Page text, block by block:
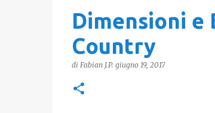
Dimensioni e
Country
di Fabian J.P. giugno 19, 2017